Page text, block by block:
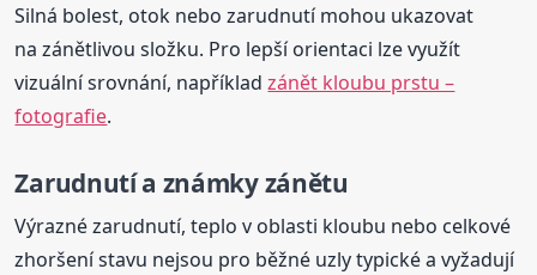
Silná bolest, otok nebo zarudnutí mohou ukazovat
na zánětlivou složku. Pro lepší orientaci lze využít
vizuální srovnání, napříkladzánět kloubu prstu –
fotografie.
Zarudnutí a známky zánětu
Výrazné zarudnutí, teplo v oblasti kloubu nebo celkové
zhoršení stavu nejsou pro běžné uzly typické a vyžadují